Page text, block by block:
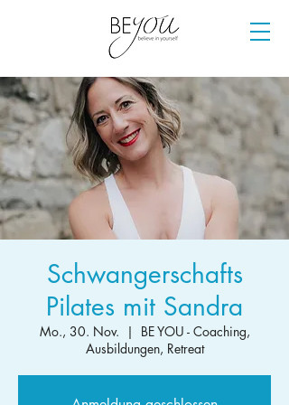
Schwangerschafts
Pilates mit Sandra
Mo., 30. Nov.
  |
BE YOU - Coaching,
Ausbildungen, Retreat